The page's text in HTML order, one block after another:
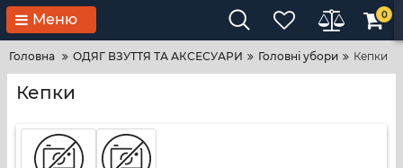
Меню 0
Головна ОДЯГ ВЗУТТЯ ТА АКСЕСУАРИ Головні убори Кепки
Кепки